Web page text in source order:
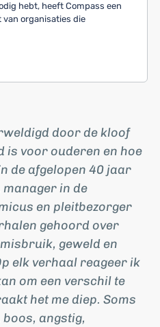
hebt, heeft Compass een
organisaties die
door de kloof
is voor ouderen en hoe
de afgelopen 40 jaar
in de
en pleitbezorger
gehoord over
geweld en
elk verhaal reageer ik
om een verschil te
het me diep. Soms
angstig,